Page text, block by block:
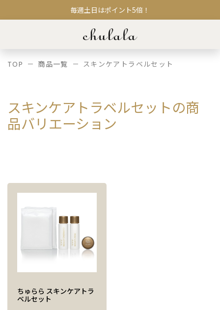
毎週土日はポイント5倍！
TOP 商品一覧 スキンケアトラベルセット
スキンケアトラベルセットの商
品バリエーション
ちゅらら スキンケアトラ
ベルセット